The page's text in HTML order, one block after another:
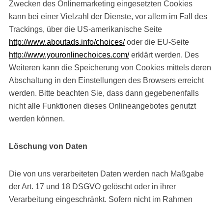
Zwecken des Onlinemarketing eingesetzten Cookies
kann bei einer Vielzahl der Dienste, vor allem im Fall des
Trackings, über die US-amerikanische Seite
http://www.aboutads.info/choices/oder die EU-Seite
http://www.youronlinechoices.com/erklärt werden. Des
Weiteren kann die Speicherung von Cookies mittels deren
Abschaltung in den Einstellungen des Browsers erreicht
werden. Bitte beachten Sie, dass dann gegebenenfalls
nicht alle Funktionen dieses Onlineangebotes genutzt
werden können.
Löschung von Daten
Die von uns verarbeiteten Daten werden nach Maßgabe
der Art. 17 und 18 DSGVO gelöscht oder in ihrer
Verarbeitung eingeschränkt. Sofern nicht im Rahmen